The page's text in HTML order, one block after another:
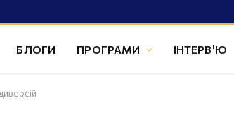
БЛОГИ ПРОГРАМИ ІНТЕРВ'Ю